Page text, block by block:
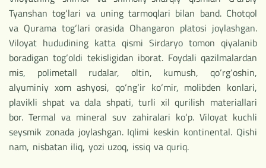
Tyanshan tog‘lari va uning tarmoqlari bilan band. Chotqol
va Qurama tog‘lari orasida Ohangaron platosi joylashgan.
Viloyat hududining katta qismi Sirdaryo tomon qiyalanib
boradigan tog‘oldi tekisligidan iborat. Foydali qazilmalardan
mis, polimetall rudalar, oltin, kumush, qo‘rg‘oshin,
alyuminiy xom ashyosi, qo‘ng‘ir ko‘mir, molibden konlari,
plavikli shpat va dala shpati, turli xil qurilish materiallari
bor. Termal va mineral suv zahiralari ko‘p. Viloyat kuchli
seysmik zonada joylashgan. Iqlimi keskin kontinental. Qishi
nam, nisbatan iliq, yozi uzoq, issiq va quriq.